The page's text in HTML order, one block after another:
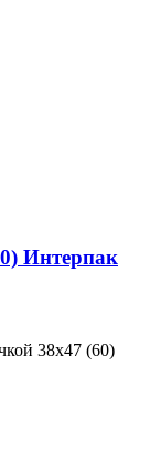
Интерпак
38х47 (60)